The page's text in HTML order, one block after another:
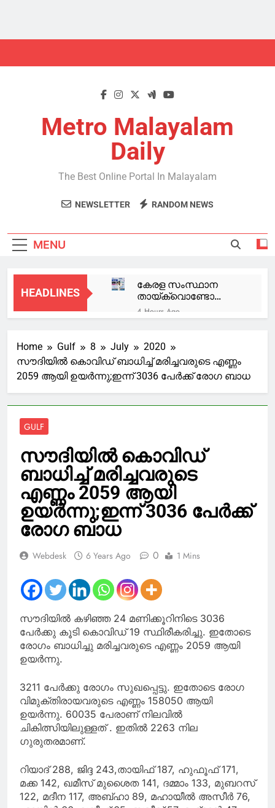
Metro Malayalam
Daily
The Best Online Portal In Malayalam
NEWSLETTER RANDOM NEWS
MENU
HEADLINES
കേരള സംസ്ഥാന
തായ്‌ക്വൊണ്ടോ
ചാമ്പ്യൻഷിപ്പ്:
സാത്വിക്
4 Hours Ago
ഊരിക്കൊടുത്താണ്
മറ്റൊരാള്‍ക്ക്
രക്ഷകനായത്,
സല്യൂട്ട്: ഹൈക്കോടതി
4 Hours Ago
അടിയന്തര
സാഹചര്യം
4 Hours Ago
‘ബൈ മീ എ കോഫി’
റോജി എം ജോൺ
മത്സ്യതൊഴിലാളികളെ
കാണാതായ സംഭവം,
അനുനയ നീക്കവുമായി
മുഖ്യമന്ത്രി; തിരച്ചിൽ
ഊർജിതമാക്കുമെന്ന്
ഉറപ്പ് നൽകി
5 Hours Ago
നബിദിനം: യുഎഇയിൽ
അവധി പ്രഖ്യാപിച്ചു;
വാരാന്ത്യ അവധി
കൂടെയാകുമ്പോൾ
8 Hours Ago
Home Gulf 8 July
2020
സൗദിയില്‍ കൊവിഡ് ബാധിച്ച് മരിച്ചവരുടെ എണ്ണം
2059 ആയി ഉയര്‍ന്നു;ഇന്ന് 3036 പേര്‍ക്ക് രോഗ ബാധ
GULF
സൗദിയില്‍ കൊവിഡ്
ബാധിച്ച് മരിച്ചവരുടെ
എണ്ണം 2059 ആയി
ഉയര്‍ന്നു;ഇന്ന് 3036 പേര്‍ക്ക്
രോഗ ബാധ
Webdesk 6 Years Ago 0 1 Mins
സൗദിയില്‍ കഴിഞ്ഞ 24 മണിക്കൂറിനിടെ 3036
പേര്‍ക്കു കൂടി കൊവിഡ് 19 സ്ഥിരീകരിച്ചു. ഇതോടെ
രോഗം ബാധിച്ചു മരിച്ചവരുടെ എണ്ണം 2059 ആയി
ഉയര്‍ന്നു.
3211 പേര്‍ക്കു രോഗം സുഖപ്പെട്ടു. ഇതോടെ രോഗ
വിമുക്തിരായവരുടെ എണ്ണം 158050 ആയി
ഉയര്‍ന്നു. 60035 പേരാണ് നിലവില്‍
ചികിത്സിയിലുള്ളത് . ഇതില്‍ 2263 നില
ഗുരുതരമാണ്.
റിയാദ് 288, ജിദ്ദ 243,തായിഫ് 187, ഹുഫൂഫ് 171,
മക്ക 142, ഖമീസ് മുശൈത 141, ദമ്മാം 133, മുബറസ്
122, മദീന 117, അബ്ഹാ 89, മഹായീല്‍ അസീര്‍ 76,